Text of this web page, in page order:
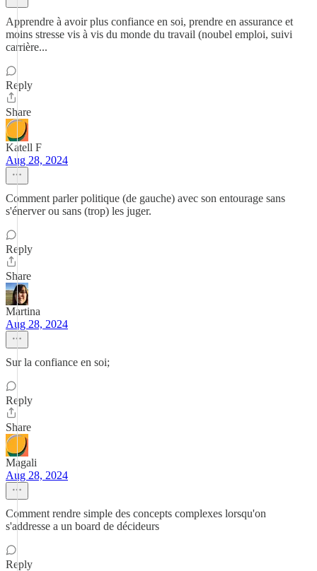
Apprendre à avoir plus confiance en soi, prendre en assurance et
moins stresse vis à vis du monde du travail (noubel emploi, suivi
carrière...
Reply
Share
Katell F
Aug 28, 2024
Comment parler politique (de gauche) avec son entourage sans
s'énerver ou sans (trop) les juger.
Reply
Share
Martina
Aug 28, 2024
Sur la confiance en soi;
Reply
Share
Magali
Aug 28, 2024
Comment rendre simple des concepts complexes lorsqu'on
s'addresse a un board de décideurs
Reply